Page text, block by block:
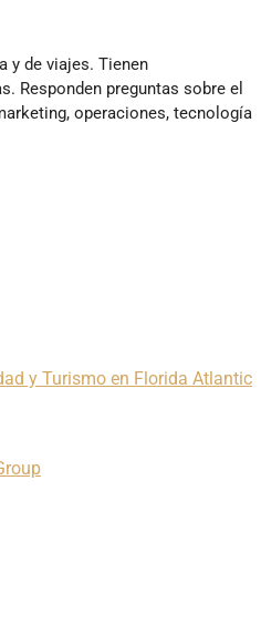
y de viajes. Tienen
Responden preguntas sobre el
operaciones, tecnología
y Turismo en Florida Atlantic